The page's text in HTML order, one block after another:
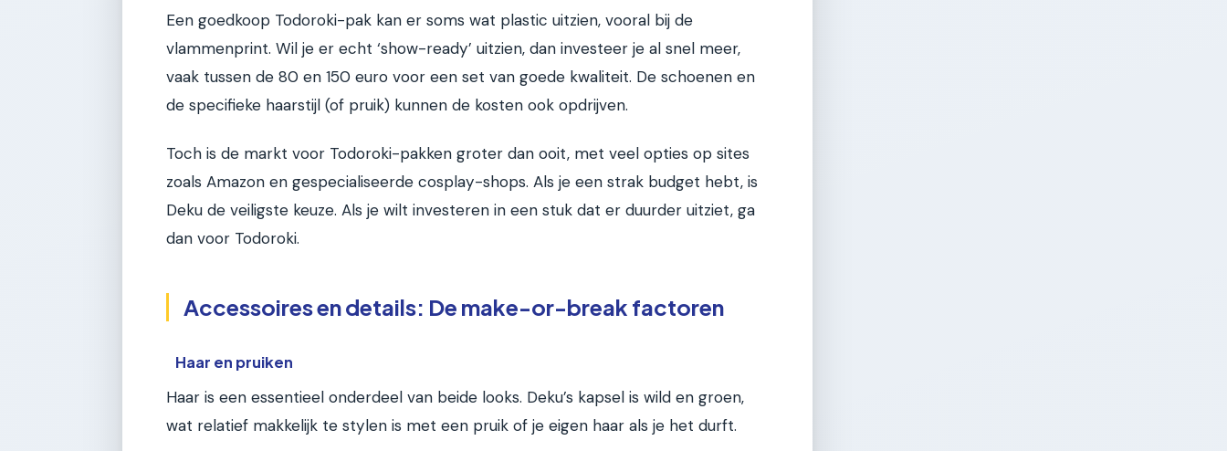
Een goedkoop Todoroki-pak kan er soms wat plastic uitzien, vooral bij de
vlammenprint. Wil je er echt ‘show-ready’ uitzien, dan investeer je al snel meer,
vaak tussen de 80 en 150 euro voor een set van goede kwaliteit. De schoenen en
de specifieke haarstijl (of pruik) kunnen de kosten ook opdrijven.
Toch is de markt voor Todoroki-pakken groter dan ooit, met veel opties op sites
zoals Amazon en gespecialiseerde cosplay-shops. Als je een strak budget hebt, is
Deku de veiligste keuze. Als je wilt investeren in een stuk dat er duurder uitziet, ga
dan voor Todoroki.
Accessoires en details: De make-or-break factoren
Haar en pruiken
Haar is een essentieel onderdeel van beide looks. Deku’s kapsel is wild en groen,
wat relatief makkelijk te stylen is met een pruik of je eigen haar als je het durft.